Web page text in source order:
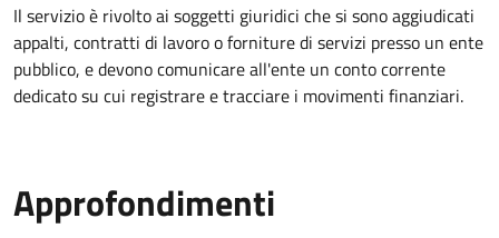
Il servizio è rivolto ai soggetti giuridici che si sono aggiudicati
appalti, contratti di lavoro o forniture di servizi presso un ente
pubblico, e devono comunicare all'ente un conto corrente
dedicato su cui registrare e tracciare i movimenti finanziari.
Approfondimenti